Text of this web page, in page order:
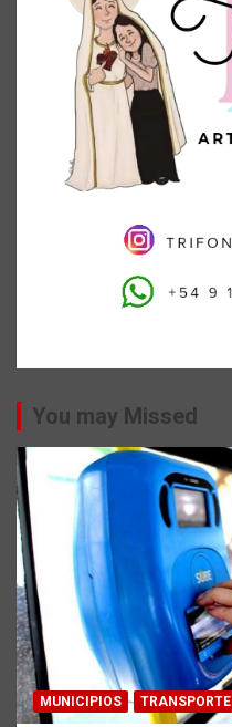
You may Missed
MUNICIPIOS TRANSPORTE